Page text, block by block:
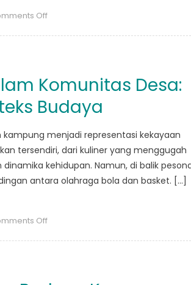
Offon
dan
Harapan
Kampung
Komunitas Desa:
Budaya
menjadi representasi kekayaan
tersendiri, dari kuliner yang menggugah
kehidupan. Namun, di balik
antara olahraga bola dan basket. […]
Offon